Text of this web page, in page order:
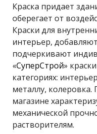
Краска придает
оберегает от
Краски для
интерьер,
подчеркивают
«СуперСтрой»
категориях:
металлу,
магазине
механической
растворителям.